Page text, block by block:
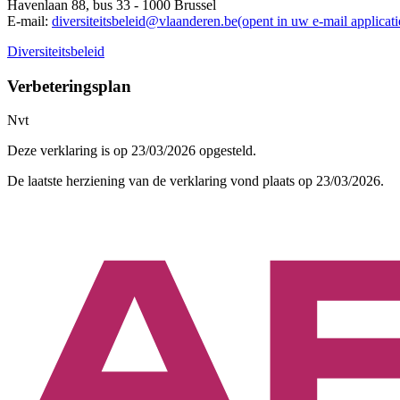
Havenlaan 88, bus 33 - 1000 Brussel
E-mail: diversiteitsbeleid@vlaanderen.be(opent in uw e-mail
Diversiteitsbeleid
Verbeteringsplan
Nvt
Deze verklaring is op 23/03/2026 opgesteld.
De laatste herziening van de verklaring vond plaats op 23/03/2026.